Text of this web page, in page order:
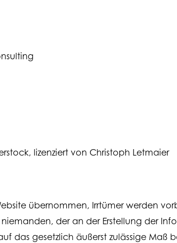
lizenziert von Christoph Letmaier
übernommen, Irrtümer werden
der an der Erstellung der
das gesetzlich äußerst zulässige Maß